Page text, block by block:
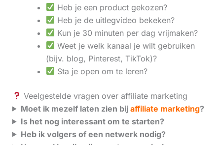
Heb je een product gekozen?
Heb je de uitlegvideo bekeken?
Kun je 30 minuten per dag vrijmaken?
Weet je welk kanaal je wilt gebruiken
(bijv. blog, Pinterest, TikTok)?
Sta je open om te leren?
Veelgestelde vragen over affiliate marketing
Moet ik mezelf laten zien bij affiliate marketing?
Is het nog interessant om te starten?
Heb ik volgers of een netwerk nodig?